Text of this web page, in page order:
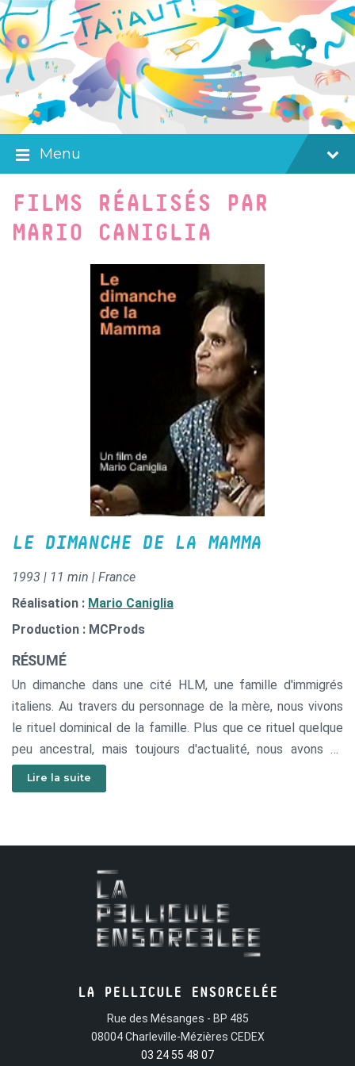
Skip
to
content
Skip
to
main
navigation
Skip
to
footer
Menu
FILMS RÉALISÉS PAR
MARIO CANIGLIA
LE DIMANCHE DE LA MAMMA
1993 | 11 min | France
Réalisation : Mario Caniglia
Production : MCProds
RÉSUMÉ
Un dimanche dans une cité HLM, une famille d'immigrés
italiens. Au travers du personnage de la mère, nous vivons
le rituel dominical de la famille. Plus que ce rituel quelque
peu ancestral, mais toujours d'actualité, nous avons un
aperçu de cette culture méditerranéenne.
Lire la suite
LA PELLICULE ENSORCELÉE
Rue des Mésanges - BP 485
08004 Charleville-Mézières CEDEX
03 24 55 48 07